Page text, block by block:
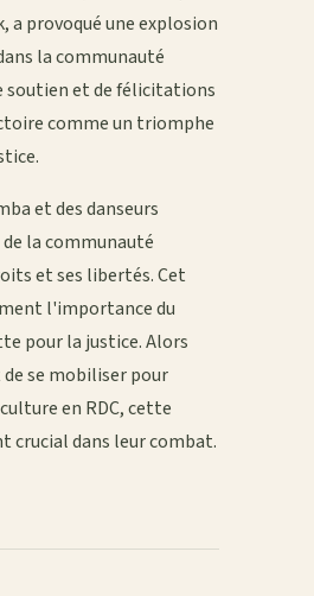
a provoqué une explosion
la communauté
soutien et de félicitations
comme un triomphe
et des danseurs
la communauté
et ses libertés. Cet
l'importance du
pour la justice. Alors
se mobiliser pour
en RDC, cette
crucial dans leur combat.